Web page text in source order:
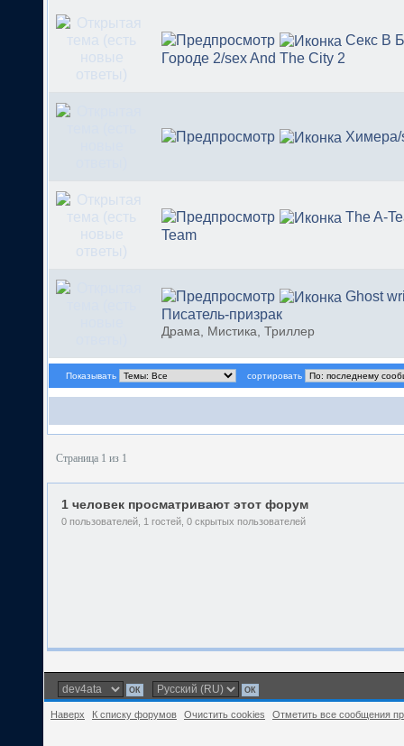
Секс В
Городе 2/sex And The City 2
Химера/
The A-
Team
Ghost
Писатель-призрак
Драма, Мистика, Триллер
Показывать сортировать
Страница 1 из 1
1 человек просматривают этот форум
0 пользователей, 1 гостей, 0 скрытых пользователей
Наверх К списку форумов Очистить cookies Отметить все сообщения